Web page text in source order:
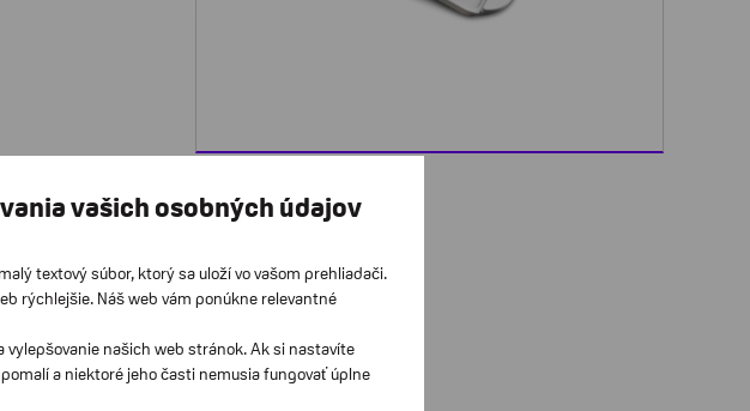
všetky
vašich osobných údajov
textový súbor, ktorý sa uloží vo vašom prehliadači.
rýchlejšie. Náš web vám ponúkne relevantné
našich web stránok. Ak si nastavíte
a niektoré jeho časti nemusia fungovať úplne